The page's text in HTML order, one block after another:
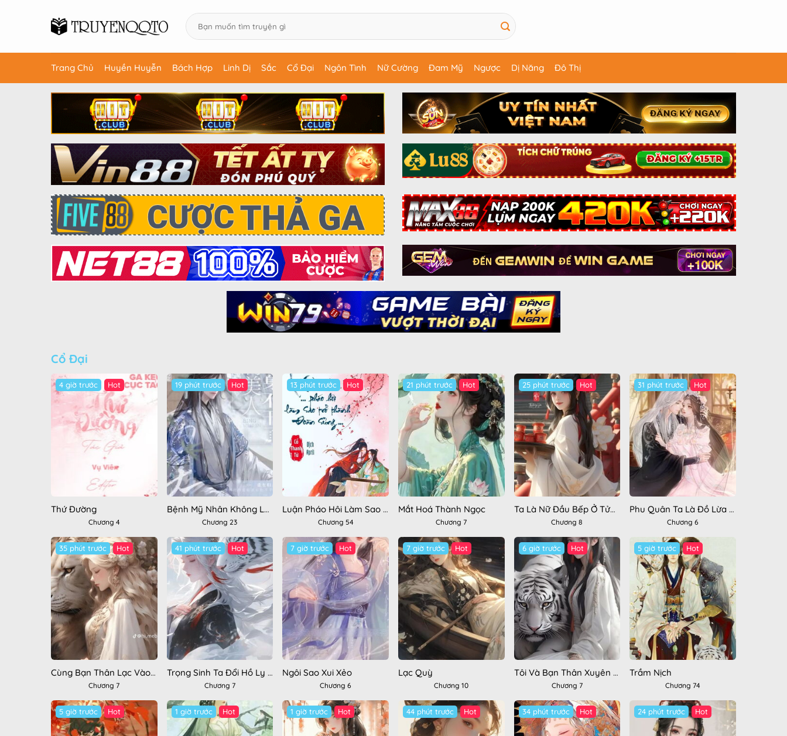
Trang Chủ Huyền Huyễn Bách Hợp Linh Dị Sắc Cổ Đại Ngôn Tình Nữ Cường Đam Mỹ Ngược Dị Năng Đô Thị
Cổ Đại
4 giờ trước Hot
Thứ Đường
Chương 4
19 phút trước Hot
Bệnh Mỹ Nhân Không Làm Thế Thân
Chương 23
13 phút trước Hot
Luận Pháo Hôi Làm Sao Trở Thành Đoàn Sủng
Chương 54
21 phút trước Hot
Mắt Hoá Thành Ngọc
Chương 7
25 phút trước Hot
Ta Là Nữ Đầu Bếp Ở Tửu Lâu
Chương 8
31 phút trước Hot
Phu Quân Ta Là Đồ Lừa Đảo
Chương 6
35 phút trước Hot
Cùng Bạn Thân Lạc Vào Bộ Lạc Thú Nhân
Chương 7
41 phút trước Hot
Trọng Sinh Ta Đổi Hồ Ly Lấy Bạch Hổ
Chương 7
7 giờ trước Hot
Ngôi Sao Xui Xẻo
Chương 6
7 giờ trước Hot
Lạc Quỳ
Chương 10
6 giờ trước Hot
Tôi Và Bạn Thân Xuyên Không Đến Tộc Nhân Thú
Chương 7
5 giờ trước Hot
Trầm Nịch
Chương 74
5 giờ trước Hot 1 giờ trước Hot 1 giờ trước Hot 44 phút trước Hot 34 phút trước Hot 24 phút trước Hot